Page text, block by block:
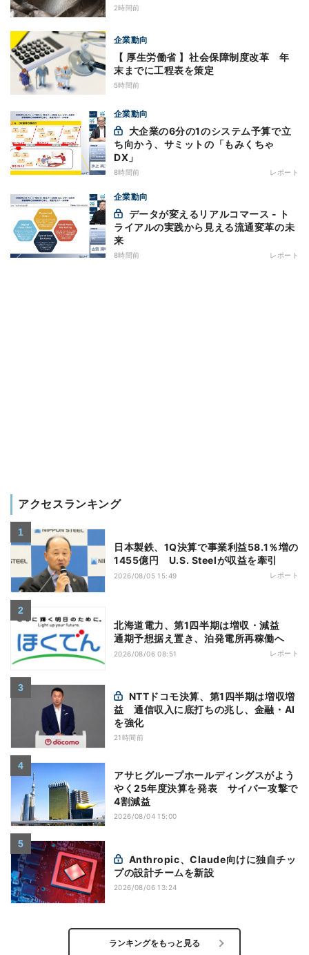
2時間前
企業動向
【 厚生労働省 】社会保障制度改革 年
末までに工程表を策定
5時間前
企業動向
ち向かう、サミットの「もみくちゃ
DX」
8時間前 レポート
企業動向
ライアルの実践から見える流通変革の未
来
8時間前 レポート
アクセスランキング
日本製鉄、1Q決算で事業利益58.1％増の
1455億円 U.S. Steelが収益を牽引
2026/08/05 15:49 レポート
北海道電力、第1四半期は増収・減益
通期予想据え置き、泊発電所再稼働へ
2026/08/06 08:51 レポート
益 通信収入に底打ちの兆し、金融・AI
を強化
21時間前
アサヒグループホールディングスがよう
やく25年度決算を発表 サイバー攻撃で
4割減益
2026/08/04 15:00
プの設計チームを新設
2026/08/06 13:24
ランキングをもっと見る